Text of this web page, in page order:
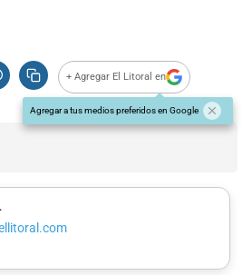
+ Agregar El Litoral en
Agregar a tus medios preferidos en Google